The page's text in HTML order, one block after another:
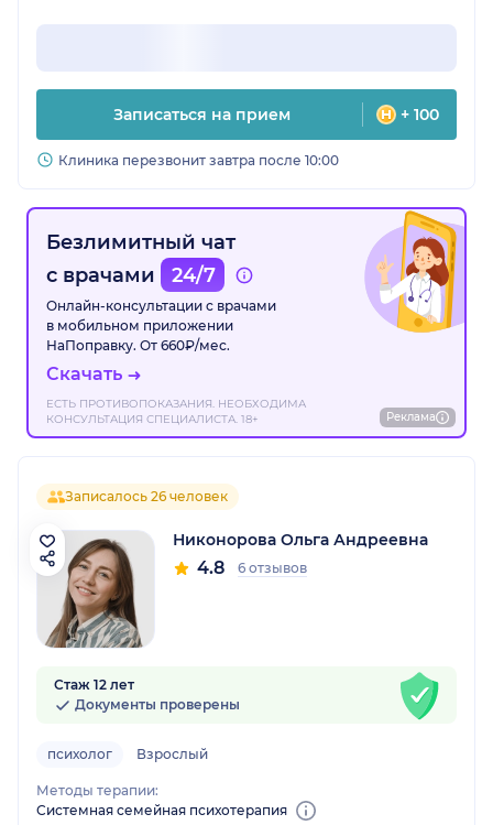
Записаться на прием + 100
Клиника перезвонит завтра после 10:00
Безлимитный чат
с врачами
24/7
Онлайн-консультации с врачами
в мобильном приложении
НаПоправку. От 660₽/мес.
Скачать
ЕСТЬ ПРОТИВОПОКАЗАНИЯ. НЕОБХОДИМА
КОНСУЛЬТАЦИЯ СПЕЦИАЛИСТА. 18+
Реклама
Записалось 26 человек
Никонорова Ольга Андреевна
4.8 6 отзывов
Стаж 12 лет
Документы проверены
психолог Взрослый
Методы терапии:
Системная семейная психотерапия